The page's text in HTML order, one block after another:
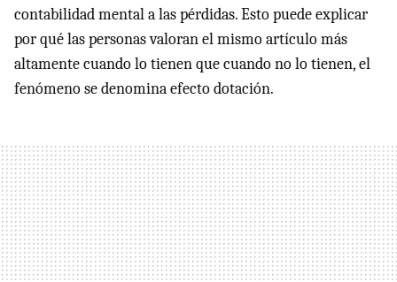
contabilidad mental a las pérdidas. Esto puede explicar
por qué las personas valoran el mismo artículo más
altamente cuando lo tienen que cuando no lo tienen, el
fenómeno se denomina efecto dotación.